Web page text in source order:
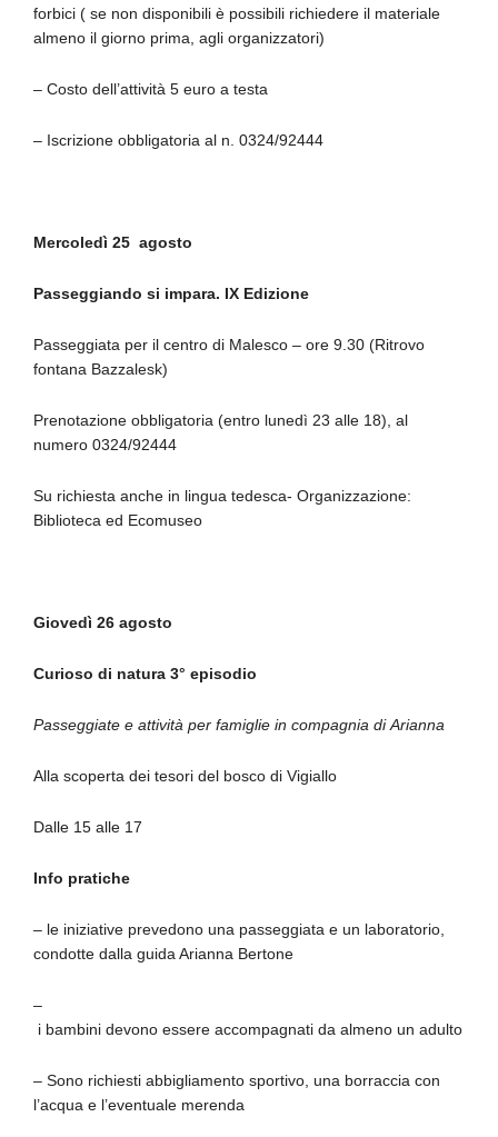
forbici ( se non disponibili è possibili richiedere il materiale
almeno il giorno prima, agli organizzatori)
– Costo dell’attività 5 euro a testa
– Iscrizione obbligatoria al n. 0324/92444
Mercoledì 25 agosto
Passeggiando si impara. IX Edizione
Passeggiata per il centro di Malesco – ore 9.30 (Ritrovo
fontana Bazzalesk)
Prenotazione obbligatoria (entro lunedì 23 alle 18), al
numero 0324/92444
Su richiesta anche in lingua tedesca- Organizzazione:
Biblioteca ed Ecomuseo
Giovedì 26 agosto
Curioso di natura 3° episodio
Passeggiate e attività per famiglie in compagnia di Arianna
Alla scoperta dei tesori del bosco di Vigiallo
Dalle 15 alle 17
Info pratiche
– le iniziative prevedono una passeggiata e un laboratorio,
condotte dalla guida Arianna Bertone
–
i bambini devono essere accompagnati da almeno un adulto
– Sono richiesti abbigliamento sportivo, una borraccia con
l’acqua e l’eventuale merenda